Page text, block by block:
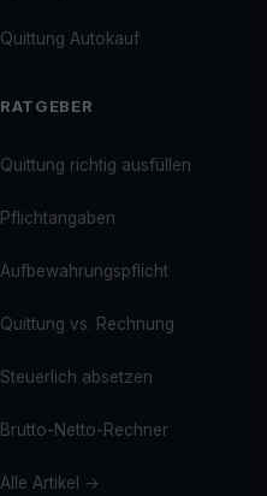
Quittung Autokauf
RATGEBER
Quittung richtig ausfüllen
Pflichtangaben
Aufbewahrungspflicht
Quittung vs. Rechnung
Steuerlich absetzen
Brutto-Netto-Rechner
Alle Artikel →